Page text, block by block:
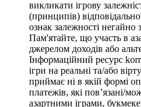
викликати ігрову
(принципів)
ознак залежності негайно
Пам'ятайте, що участь в
джерелом доходів або
Інформаційний ресурс
ігри на реальні та/або
приймає ні в якій формі
платежів, які пов’язані/
азартними іграми,